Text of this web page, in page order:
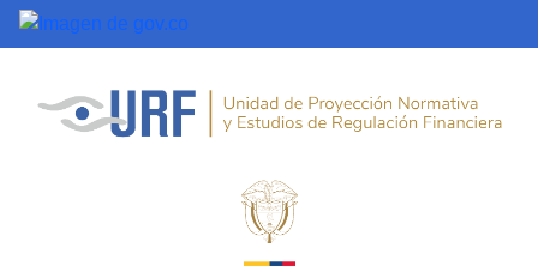
Saltar al contenido principal